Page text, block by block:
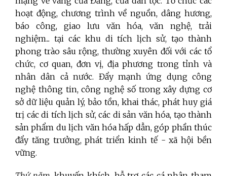
hoạt động, chương trình về nguồn, dâng hương,
báo công, giao lưu văn hóa, văn nghệ, trải
nghiệm... tại các khu di tích lịch sử, tạo thành
phong trào sâu rộng, thường xuyên đối với các tổ
chức, cơ quan, đơn vị, địa phương trong tỉnh và
nhân dân cả nước. Đẩy mạnh ứng dụng công
nghệ thông tin, công nghệ số trong xây dựng cơ
sở dữ liệu quản lý, bảo tồn, khai thác, phát huy giá
trị các di tích lịch sử, các di sản văn hóa, tạo thành
sản phẩm du lịch văn hóa hấp dẫn, góp phần thúc
đẩy tăng trưởng, phát triển kinh tế - xã hội bền
vững.